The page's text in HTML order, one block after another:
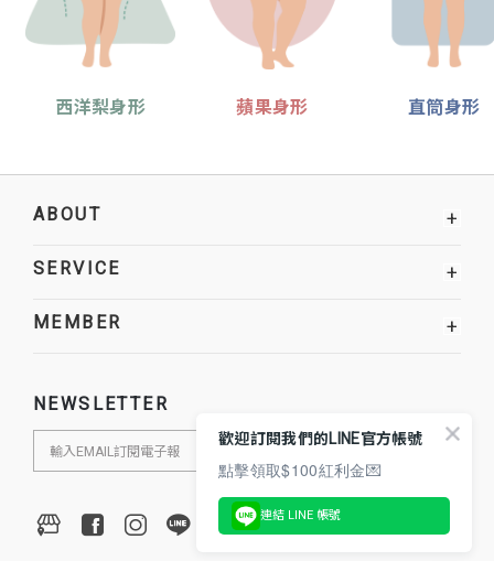
西洋梨身形 蘋果身形 直筒身形
ABOUT +
SERVICE +
MEMBER +
NEWSLETTER
歡迎訂閱我們的LINE官方帳號
點擊領取$100紅利金💌
連結 LINE 帳號